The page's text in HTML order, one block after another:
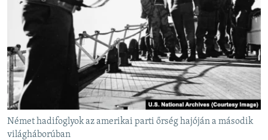
Német hadifoglyok az amerikai parti őrség hajóján a második
világháborúban